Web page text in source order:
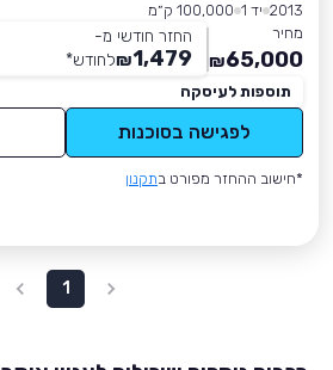
2013 יד 1
100,000 ק״מ
מחיר
65,000
₪
החזר חודשי מ-
1,479
₪לחודש*
תוספות לעיסקה
לפגישה בסוכנות
*חישוב ההחזר מפורט בתקנון
1